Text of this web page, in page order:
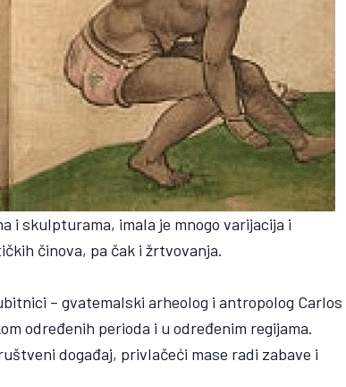
i skulpturama, imala je mnogo varijacija i
činova, pa čak i žrtvovanja.
– gvatemalski arheolog i antropolog Carlos
određenih perioda i u određenim regijama.
događaj, privlačeći mase radi zabave i